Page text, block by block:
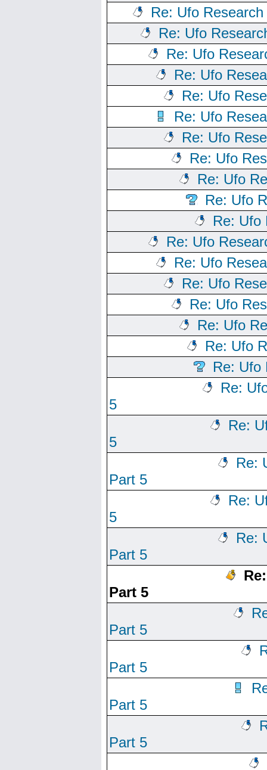
Re: Ufo
Re: Ufo
Re: Ufo
Re: Ufo
Re: Ufo
Re: Ufo
Re: Ufo
Re: Ufo
Re: Ufo
Re: Ufo
Re: Ufo
Re: Ufo
Re: Ufo
Re: Ufo
Re: Ufo
Re: Ufo
Re: Ufo
Re: Ufo
Re:
5
Re:
5
Re:
Part 5
Re:
5
Re:
Part 5
Part 5
Part 5
Part 5
Part 5
Part 5